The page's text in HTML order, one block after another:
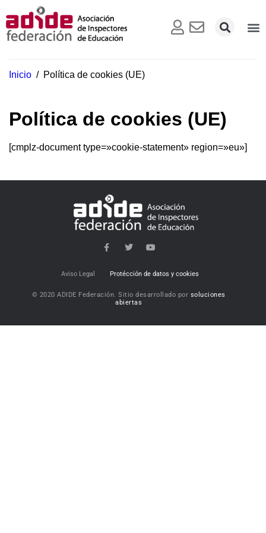
Inicio / Política de cookies (UE)
Política de cookies (UE)
[cmplz-document type=»cookie-statement» region=»eu»]
Aviso Legal Protécción de datos y cookies
© 2020 ADIDE Federación. Sitio desarrollado por soluciones
abiertas